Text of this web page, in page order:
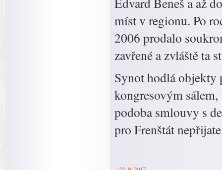
míst v regionu. Po
2006 prodalo
zavřené a zvláště ta
Synot hodlá objekty
kongresovým
podoba smlouvy s
pro Frenštát